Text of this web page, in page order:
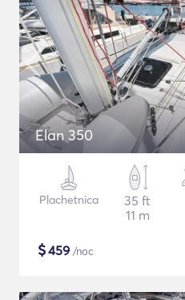
Elan 350
Plachetnica
35 ft
11 m
$459 /noc